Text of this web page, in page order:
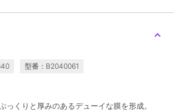
型番：B2040061
っくりと厚みのあるデューイな膜を形成。